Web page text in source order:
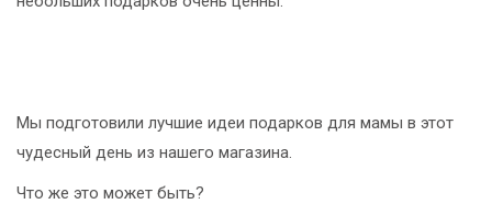
Мы подготовили лучшие идеи подарков для мамы в этот
чудесный день из нашего магазина.
Что же это может быть?